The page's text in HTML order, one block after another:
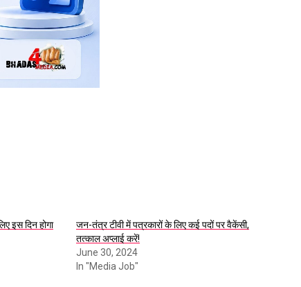
इस दिन होगा
जन-तंत्र टीवी में पत्रकारों के लिए कई पदों पर वैकेंसी,
तत्काल अप्लाई करें!
June 30, 2024
In "Media Job"